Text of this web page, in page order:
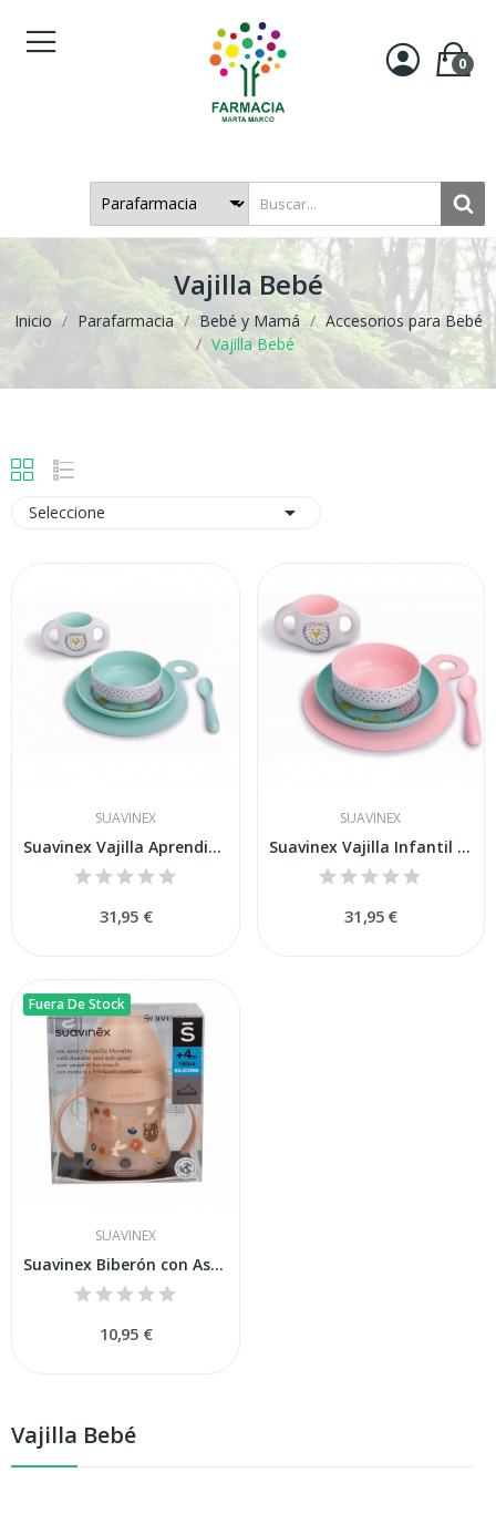
0
Vajilla Bebé
Inicio Parafarmacia Bebé y Mamá
Accesorios para Bebé
Vajilla Bebé
Vajilla Bebé
Seleccione 
SUAVINEX
Suavinex Vajilla Aprendizaje Azul +6m
31,95 €
SUAVINEX
Suavinex Vajilla Infantil Rosa +6m
31,95 €
Fuera De Stock
SUAVINEX
Suavinex Biberón con Asa Entrenamiento Silicona...
10,95 €